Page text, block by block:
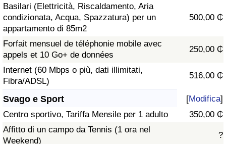
Basilari (Elettricità, Riscaldamento, Aria
condizionata, Acqua, Spazzatura) per un
appartamento di 85m2
500,00 ₵
Forfait mensuel de téléphonie mobile avec
appels et 10 Go+ de données
250,00 ₵
Internet (60 Mbps o più, dati illimitati,
Fibra/ADSL)
516,00 ₵
Svago e Sport [Modifica]
Centro sportivo, Tariffa Mensile per 1 adulto
350,00 ₵
Affitto di un campo da Tennis (1 ora nel
Weekend)
?